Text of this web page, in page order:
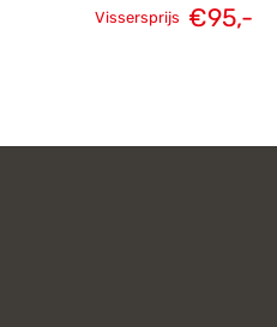
Oorspronkelijke
Vissersprijs €95,-